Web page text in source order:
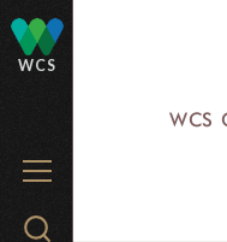
WCS
MENU
Search
WCS